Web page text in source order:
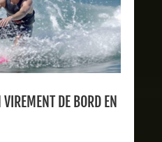
DE BORD EN